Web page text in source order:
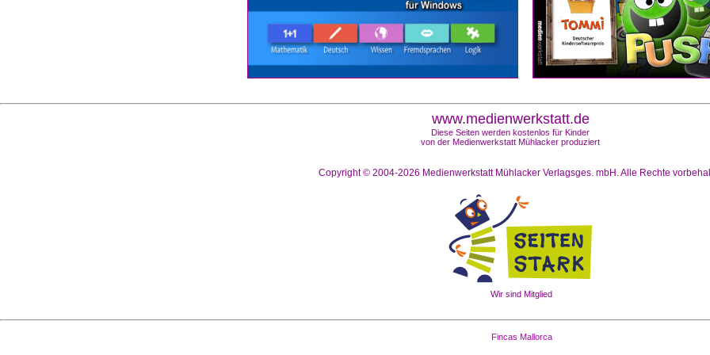
www.medienwerkstatt.de
Diese Seiten werden kostenlos für Kinder
von der Medienwerkstatt Mühlacker produziert
Copyright © 2004-2026 Medienwerkstatt Mühlacker Verlagsges. mbH. Alle Rechte
Wir sind Mitglied
Fincas Mallorca